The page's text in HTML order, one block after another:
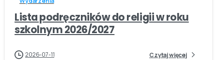
Lista podręczników do religii w roku
szkolnym 2026/2027
2026-07-11 Czytaj więcej